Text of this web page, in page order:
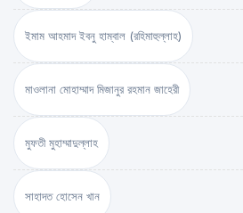
ইমাম আহমাদ ইবনু হাম্বাল (রহিমাহুল্লাহ)
মাওলানা মোহাম্মাদ মিজানুর রহমান জাহেরী
মুফতী মুহাম্মাদুল্লাহ
সাহাদত হোসেন খান